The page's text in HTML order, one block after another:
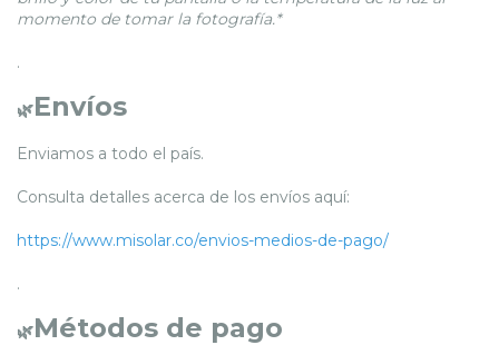
momento de tomar la fotografía.*
.
🌿Envíos
Enviamos a todo el país.
Consulta detalles acerca de los envíos aquí:
https://www.misolar.co/envios-medios-de-pago/
.
🌿Métodos de pago